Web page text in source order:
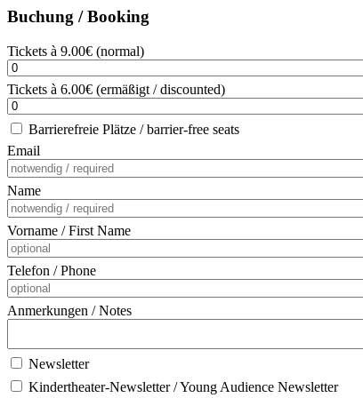
Buchung / Booking
Tickets à 9.00€ (normal)
Tickets à 6.00€ (ermäßigt / discounted)
Barrierefreie Plätze / barrier-free seats
Email
Name
Vorname / First Name
Telefon / Phone
Anmerkungen / Notes
Newsletter
Kindertheater-Newsletter / Young Audience Newsletter